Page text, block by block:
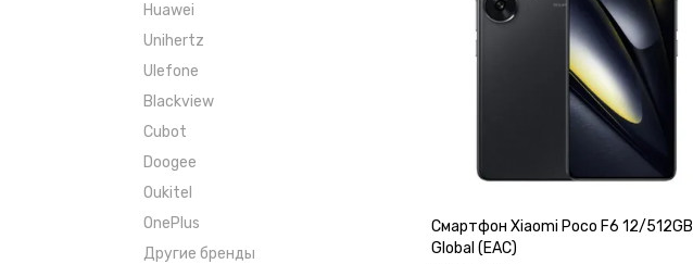
Huawei
Unihertz
Ulefone
Blackview
Cubot
Doogee
Oukitel
OnePlus
Другие бренды
Смартфон Xiaomi Poco F6 12/512GB
Global (EAC)